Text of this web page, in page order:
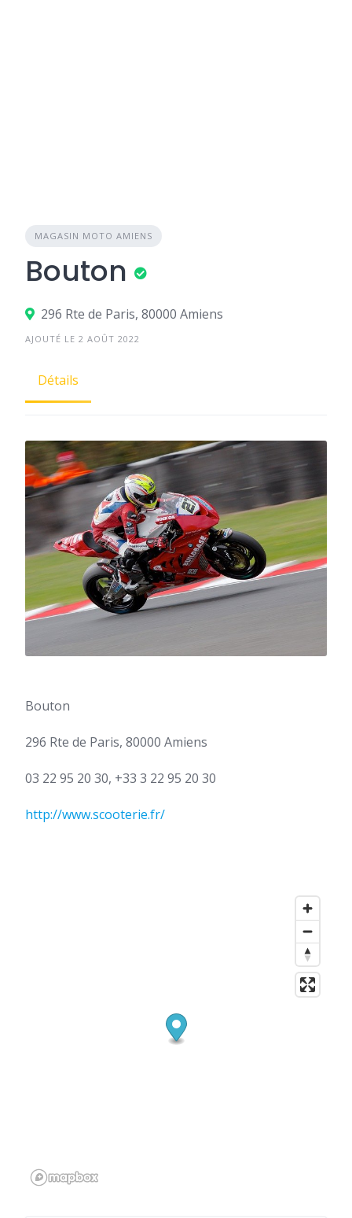
MAGASIN MOTO AMIENS
Bouton
296 Rte de Paris, 80000 Amiens
AJOUTÉ LE 2 AOÛT 2022
Détails
Bouton
296 Rte de Paris, 80000 Amiens
03 22 95 20 30, +33 3 22 95 20 30
http://www.scooterie.fr/